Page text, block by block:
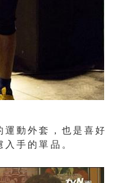
動外套，也是喜好
手的單品。